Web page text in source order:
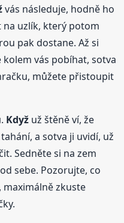
vás následuje, hodně ho
na uzlík, který potom
pak dostane. Až si
vás pobíhat, sotva
můžete přistoupit
Když už štěně ví, že
a sotva ji uvidí, už
Sedněte si na zem
sebe. Pozorujte, co
maximálně zkuste